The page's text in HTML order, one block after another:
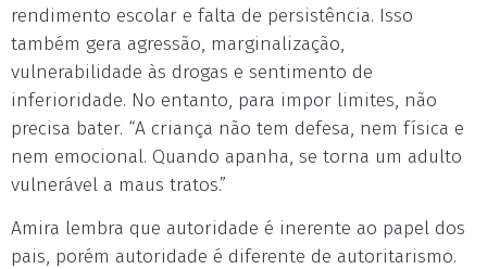
rendimento escolar e falta de persistência. Isso
também gera agressão, marginalização,
vulnerabilidade às drogas e sentimento de
inferioridade. No entanto, para impor limites, não
precisa bater. “A criança não tem defesa, nem física e
nem emocional. Quando apanha, se torna um adulto
vulnerável a maus tratos.”
Amira lembra que autoridade é inerente ao papel dos
pais, porém autoridade é diferente de autoritarismo.